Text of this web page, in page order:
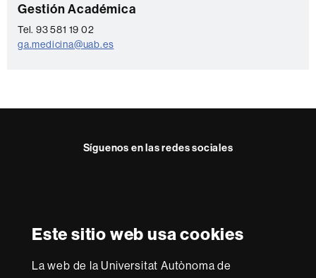
Este sitio web usa cookies
La web de la Universitat Autònoma de
C
o
n
c
Gestión Académica
Tel. 93 581 19 02
ga.medicina@uab.es
Síguenos en las redes sociales
Excellence
Research